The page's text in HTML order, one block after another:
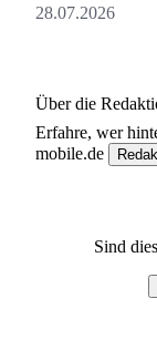
28.07.2026
Über die
Erfahre, wer
mobile.de
Sind